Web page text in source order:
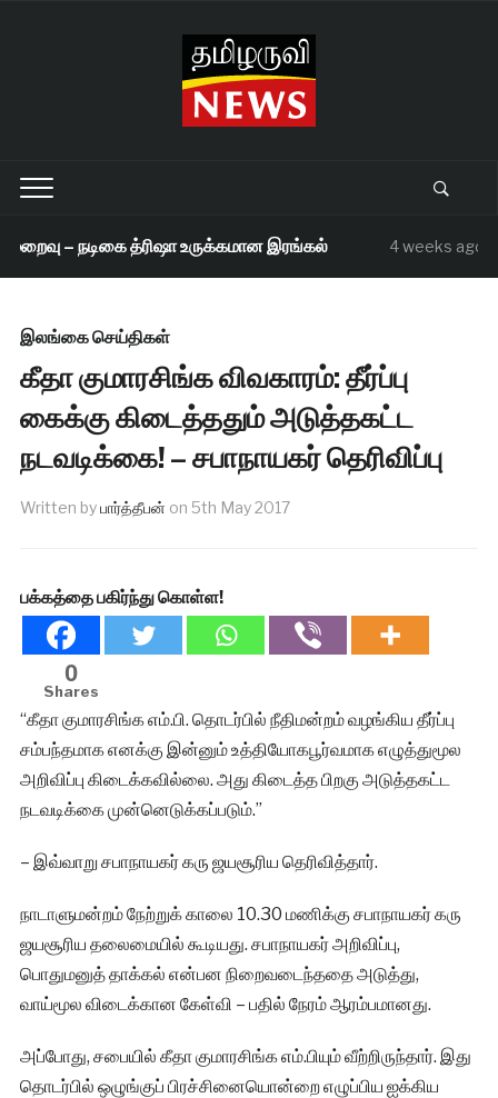
– நடிகை த்ரிஷா உருக்கமான இரங்கல் 4 weeks ago
இலங்கை செய்திகள்
கீதா குமாரசிங்க விவகாரம்: தீர்ப்பு
கைக்கு கிடைத்ததும் அடுத்தகட்ட
நடவடிக்கை! – சபாநாயகர் தெரிவிப்பு
Written byபார்த்தீபன் on 5th May 2017
பக்கத்தை பகிர்ந்து கொள்ள!
0
Shares
“கீதா குமாரசிங்க எம்.பி. தொடர்பில் நீதிமன்றம் வழங்கிய தீர்ப்பு
சம்பந்தமாக எனக்கு இன்னும் உத்தியோகபூர்வமாக எழுத்துமூல
அறிவிப்பு கிடைக்கவில்லை. அது கிடைத்த பிறகு அடுத்தகட்ட
நடவடிக்கை முன்னெடுக்கப்படும்.”
– இவ்வாறு சபாநாயகர் கரு ஜயசூரிய தெரிவித்தார்.
நாடாளுமன்றம் நேற்றுக் காலை 10.30 மணிக்கு சபாநாயகர் கரு
ஜயசூரிய தலைமையில் கூடியது. சபாநாயகர் அறிவிப்பு,
பொதுமனுத் தாக்கல் என்பன நிறைவடைந்ததை அடுத்து,
வாய்மூல விடைக்கான கேள்வி – பதில் நேரம் ஆரம்பமானது.
அப்போது, சபையில் கீதா குமாரசிங்க எம்.பியும் வீற்றிருந்தார். இது
தொடர்பில் ஒழுங்குப் பிரச்சினையொன்றை எழுப்பிய ஐக்கிய